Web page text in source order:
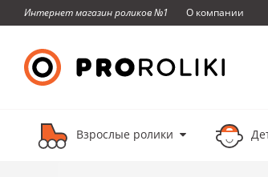
Интернет магазин роликов №1 О компании
Взрослые ролики